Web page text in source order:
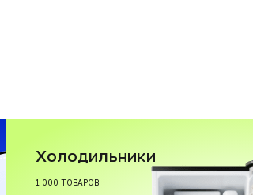
Холодильники
1 000 ТОВАРОВ